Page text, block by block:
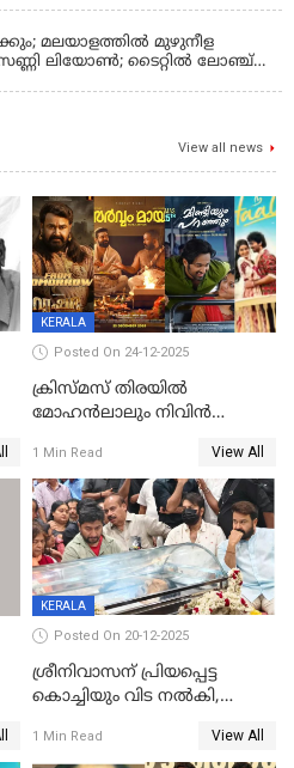
മലയാളത്തിൽ മുഴുനീള
ലിയോൺ; ടൈറ്റിൽ ലോഞ്ച്
View all news
KERALA
Posted On 24-12-2025
ക്രിസ്മസ് തിരയിൽ
മോഹൻലാലും നിവിൻ
ഷെയ്‌നും; 200 കോടി
മുടക്കിയെത്തുന്ന
വൃഷഭയുൾപ്പെടെ കാണാം
1 Min Read View All
KERALA
Posted On 20-12-2025
ശ്രീനിവാസന് പ്രിയപ്പെട്ട
കൊച്ചിയും വിട നൽകി,
സംസ്കാരം നാളെ
1 Min Read View All